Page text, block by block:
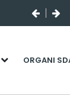
ORGANI